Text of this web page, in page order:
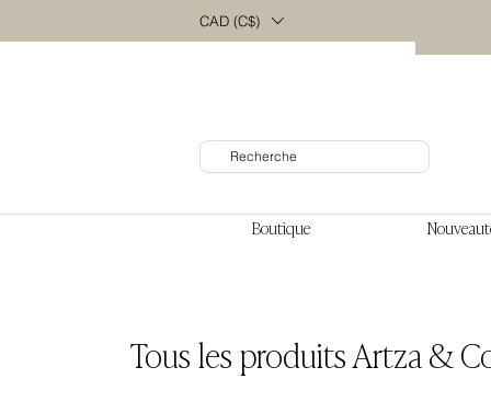
CAD (C$)
Boutique
Tous les produits Artza &